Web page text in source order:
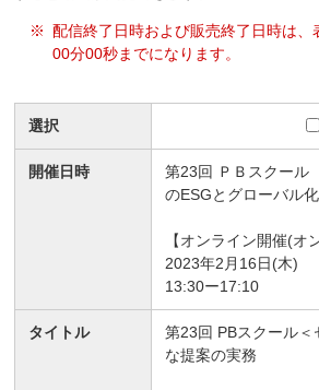
※ 配信終了日時および販売終了日時は、
00分00秒までになります。
選択
開催日時
第23回 ＰＢスクー
のESGとグローバル
【オンライン開催(オ
2023年2月16日(木)
13:30ー17:10
タイトル
第23回 PBスクール
な提案の実務